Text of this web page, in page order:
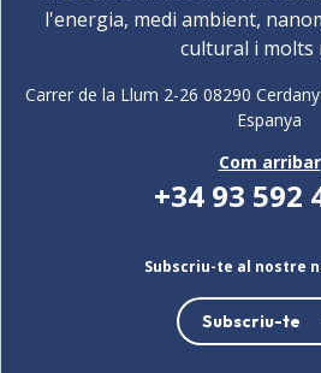
l'energia, medi ambient,
cultural i molts
Carrer de la Llum 2-26 08290
Espanya
Com arribar
+34 93 592
Subscriu-te al nostre
Subscriu-te